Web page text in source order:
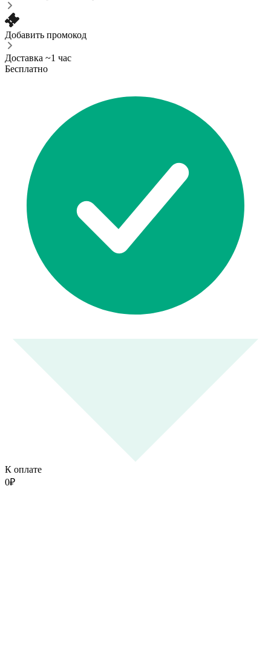
Добавить промокод
Доставка ~1 час
Бесплатно
К оплате
0₽